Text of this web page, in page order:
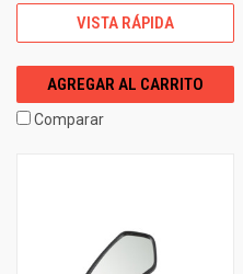
VISTA RÁPIDA
AGREGAR AL CARRITO
Comparar